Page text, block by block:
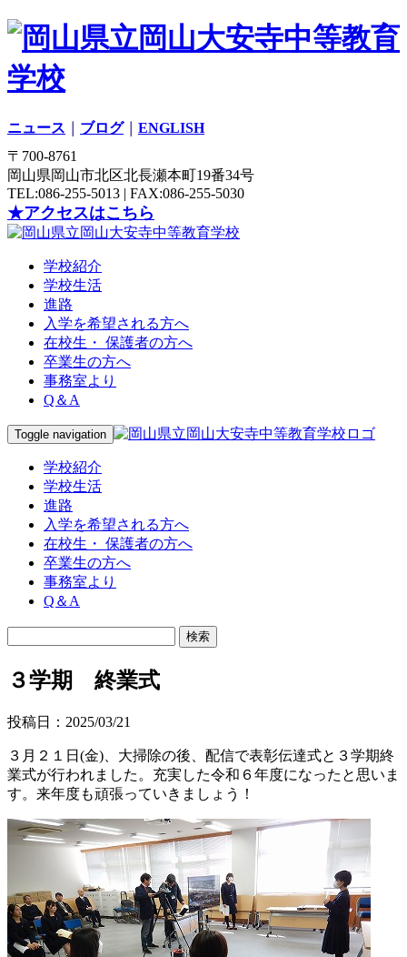
ニュース ブログ｜ ENGLISH
〒700-8761
岡山県岡山市北区北長瀬本町19番34号
TEL:086-255-5013 | FAX:086-255-5030
★アクセスはこちら
学校紹介
学校生活
進路
入学を希望される方へ
在校生・ 保護者の方へ
卒業生の方へ
事務室より
Q＆A
Toggle navigation
学校紹介
学校生活
進路
入学を希望される方へ
在校生・ 保護者の方へ
卒業生の方へ
事務室より
Q＆A
３学期 終業式
投稿日：2025/03/21
３月２１日(金)、大掃除の後、配信で表彰伝達式と３学期終
業式が行われました。充実した令和６年度になったと思いま
す。来年度も頑張っていきましょう！